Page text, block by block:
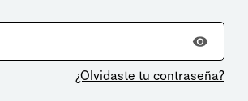
¿Olvidaste tu contraseña?